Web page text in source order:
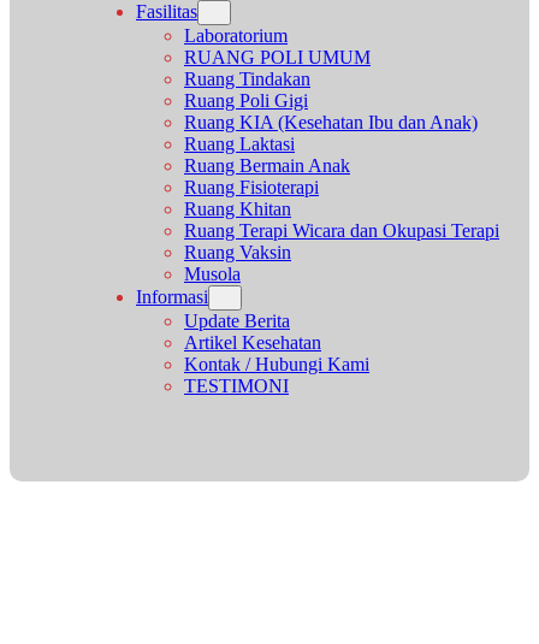
Fasilitas
Laboratorium
RUANG POLI UMUM
Ruang Tindakan
Ruang Poli Gigi
Ruang KIA (Kesehatan Ibu dan Anak)
Ruang Laktasi
Ruang Bermain Anak
Ruang Fisioterapi
Ruang Khitan
Ruang Terapi Wicara dan Okupasi Terapi
Ruang Vaksin
Musola
Informasi
Update Berita
Artikel Kesehatan
Kontak / Hubungi Kami
TESTIMONI